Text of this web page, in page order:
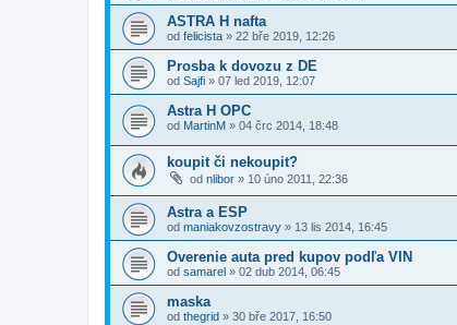
ASTRA H nafta
od felicista » 22 bře 2019, 12:26
Prosba k dovozu z DE
od Sajfi » 07 led 2019, 12:07
Astra H OPC
od MartinM » 04 črc 2014, 18:48
koupit či nekoupit?
od nlibor » 10 úno 2011, 22:36
Astra a ESP
od maniakovzostravy » 13 lis 2014, 16:45
Overenie auta pred kupov podľa VIN
od samarel » 02 dub 2014, 06:45
maska
od thegrid » 30 bře 2017, 16:50